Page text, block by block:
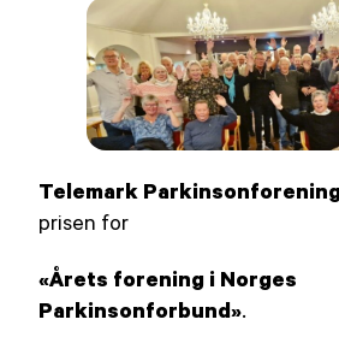
Telemark
prisen for
«Årets forening i Norges
Parkinsonforbund».